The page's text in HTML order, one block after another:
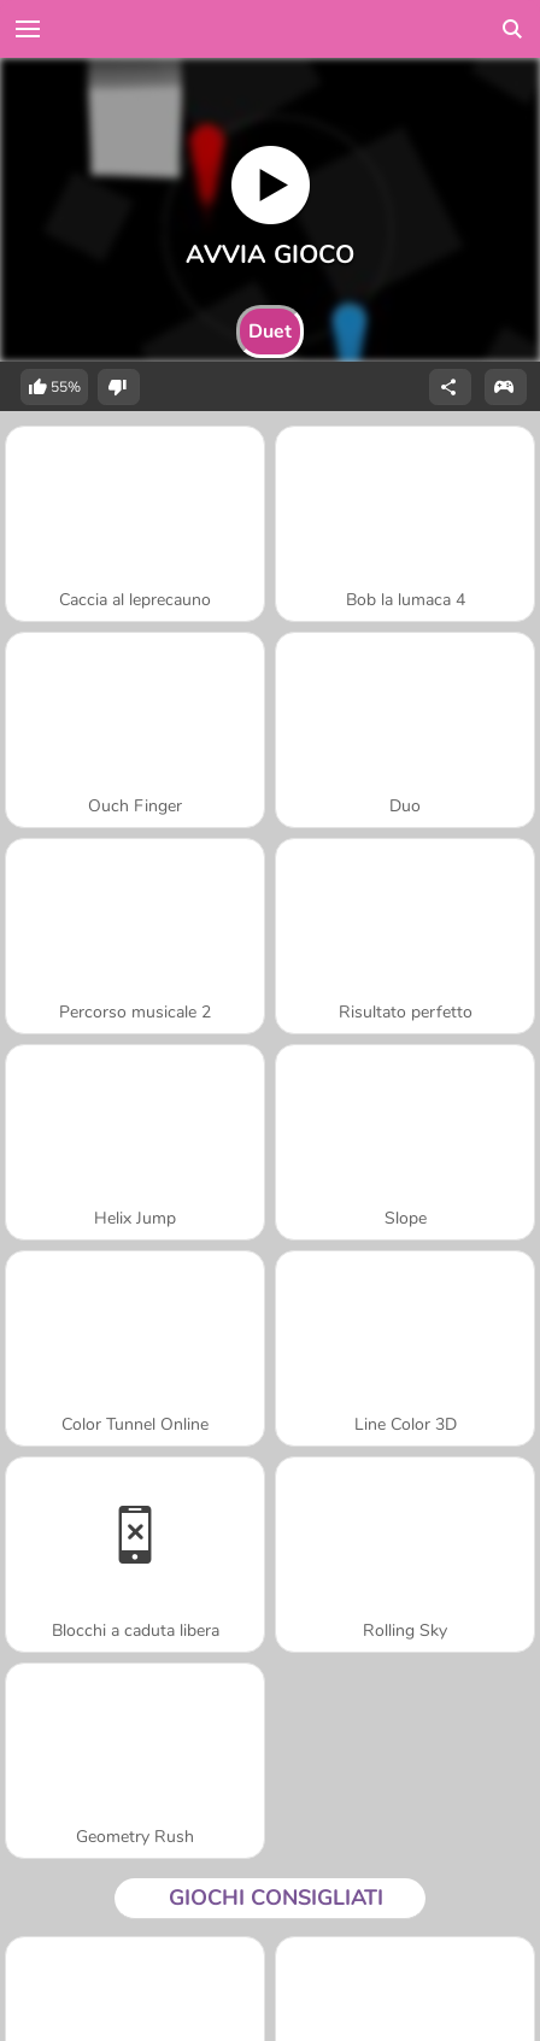
Duet
55%
Caccia al leprecauno Bob la lumaca 4
Ouch Finger Duo
Percorso musicale 2 Risultato perfetto
Helix Jump Slope
Color Tunnel Online Line Color 3D
Blocchi a caduta libera Rolling Sky
Geometry Rush
GIOCHI CONSIGLIATI